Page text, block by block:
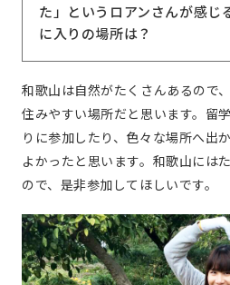
た」というロアンさんが感じ
に入りの場所は？
和歌山は自然がたくさんあるので
住みやすい場所だと思います。留
りに参加したり、色々な場所へ出
よかったと思います。和歌山には
ので、是非参加してほしいです。